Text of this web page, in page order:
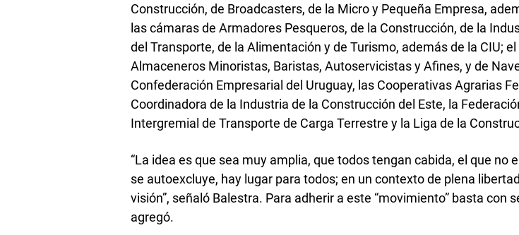
Construcción, de Broadcasters, de la Micro y Pequeña Empresa,
las cámaras de Armadores Pesqueros, de la Construcción, de la
del Transporte, de la Alimentación y de Turismo, además de la CIU;
Almaceneros Minoristas, Baristas, Autoservicistas y Afines, y de
Confederación Empresarial del Uruguay, las Cooperativas Agrarias
Coordinadora de la Industria de la Construcción del Este, la
Intergremial de Transporte de Carga Terrestre y la Liga de la
“La idea es que sea muy amplia, que todos tengan cabida, el que no
se autoexcluye, hay lugar para todos; en un contexto de plena
visión”, señaló Balestra. Para adherir a este “movimiento” basta con
agregó.